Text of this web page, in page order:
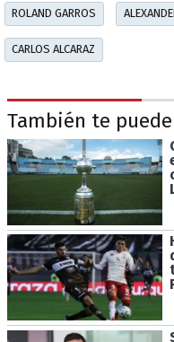
ROLAND GARROS
CARLOS ALCARAZ
También te